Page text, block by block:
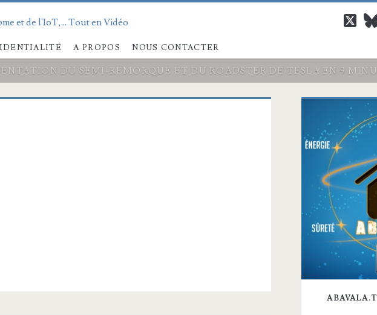
et de l'IoT,... Tout en Vidéo
A PROPOS NOUS CONTACTER
DU SEMI-REMORQUE ET DU ROADSTER DE TESLA EN 9
Barre
latérale